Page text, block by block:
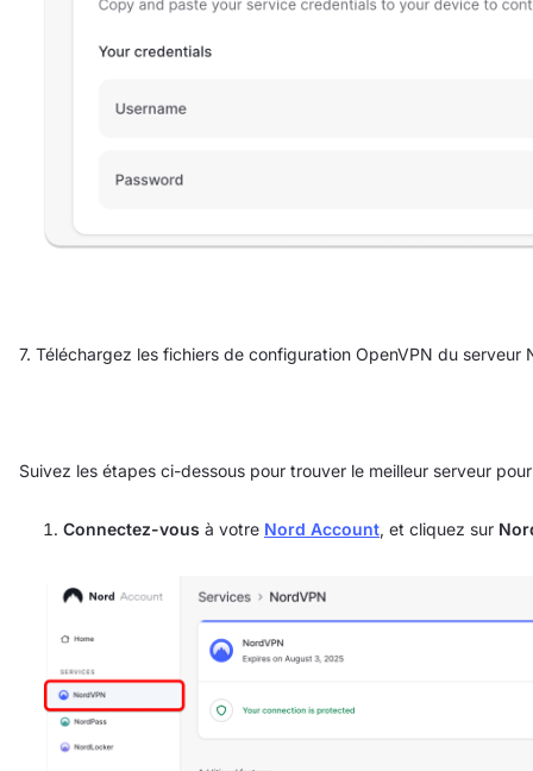
7. Téléchargez les fichiers de configuration OpenVPN du serveur
Suivez les étapes ci-dessous pour trouver le meilleur serveur
Connectez-vous à votre Nord Account, et cliquez sur